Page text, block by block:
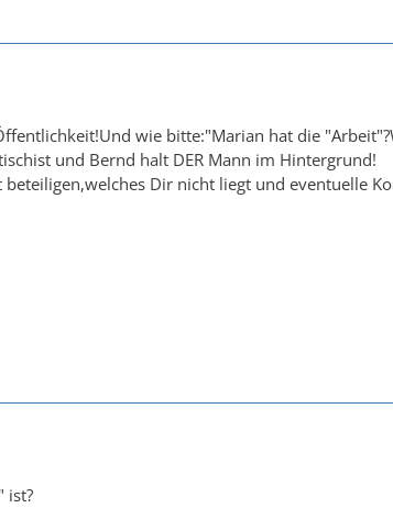
wie bitte:"Marian hat die
und Bernd halt DER Mann im Hintergrund!
Dir nicht liegt und eventuelle
ist?